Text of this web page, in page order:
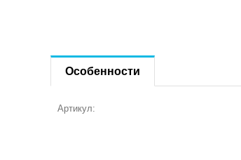
Особенности
Артикул: